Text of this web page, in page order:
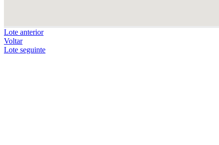
Lote anterior
Voltar
Lote seguinte